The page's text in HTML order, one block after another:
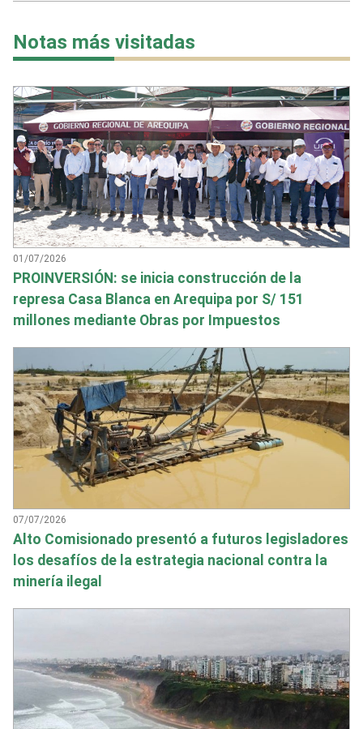
Notas más visitadas
01/07/2026
PROINVERSIÓN: se inicia construcción de la
represa Casa Blanca en Arequipa por S/ 151
millones mediante Obras por Impuestos
07/07/2026
Alto Comisionado presentó a futuros legisladores
los desafíos de la estrategia nacional contra la
minería ilegal